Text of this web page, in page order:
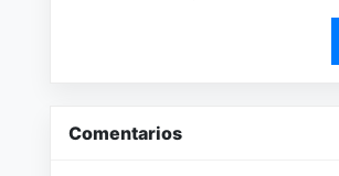
Comentarios